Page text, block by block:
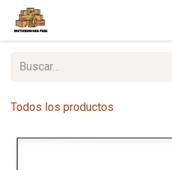
Ir al contenido
Todos los productos